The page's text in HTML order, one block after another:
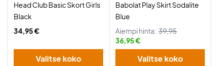
Head Club Basic Skort Girls
Black
34,95 €
Valitse koko
Babolat Play Skirt Sodalite
Blue
Aiempi hinta: 39,95
36,95 €
Valitse koko